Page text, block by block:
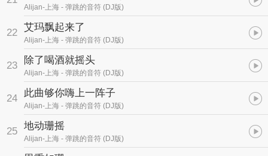
Alijan-上海 - 弹跳的音符 (DJ版)
22 艾玛飘起来了
Alijan-上海 - 弹跳的音符 (DJ版)
23 除了喝酒就摇头
Alijan-上海 - 弹跳的音符 (DJ版)
24 此曲够你嗨上一阵子
Alijan-上海 - 弹跳的音符 (DJ版)
25 地动珊摇
Alijan-上海 - 弹跳的音符 (DJ版)